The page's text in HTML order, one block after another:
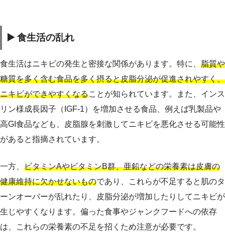
▶️ 食生活の乱れ
食生活はニキビの発生と密接な関係があります。特に、 脂質や
糖質を多く含む食品を多く摂ると皮脂分泌が促進されやすく、
ニキビができやすくなることが知られています。また、インス
リン様成長因子（IGF-1）を増加させる食品、例えば乳製品や
高GI食品なども、皮脂腺を刺激してニキビを悪化させる可能性
があると指摘されています。
一方、 ビタミンAやビタミンB群、亜鉛などの栄養素は皮膚の
健康維持に欠かせないものであり、これらが不足すると肌のタ
ーンオーバーが乱れたり、皮脂分泌が増加したりしてニキビが
生じやすくなります。偏った食事やジャンクフードへの依存
は、これらの栄養素の不足を招くため注意が必要です。